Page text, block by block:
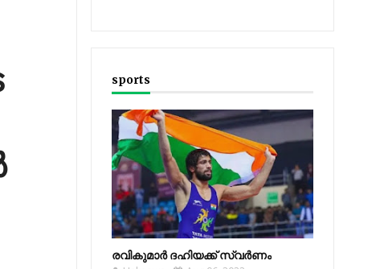
sports
രവികുമാര്‍ ദഹിയക്ക് സ്വര്‍ണം